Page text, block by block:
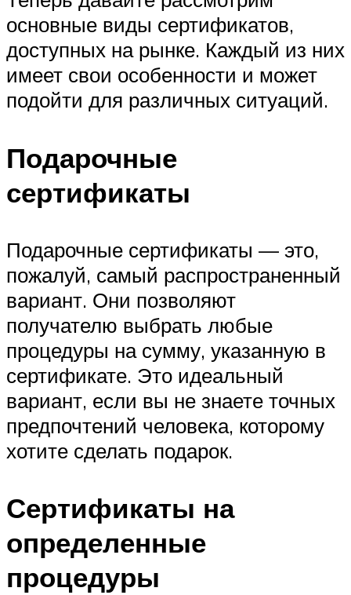
основные виды сертификатов,
доступных на рынке. Каждый из них
имеет свои особенности и может
подойти для различных ситуаций.
Подарочные
сертификаты
Подарочные сертификаты — это,
пожалуй, самый распространенный
вариант. Они позволяют
получателю выбрать любые
процедуры на сумму, указанную в
сертификате. Это идеальный
вариант, если вы не знаете точных
предпочтений человека, которому
хотите сделать подарок.
Сертификаты на
определенные
процедуры